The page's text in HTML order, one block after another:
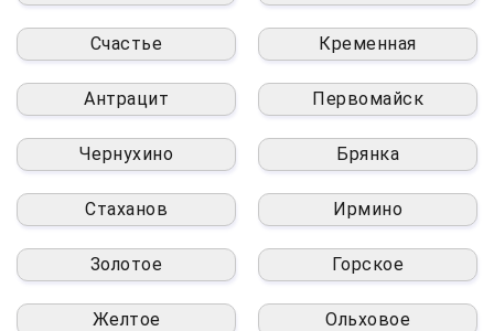
Счастье Кременная
Антрацит Первомайск
Чернухино Брянка
Стаханов Ирмино
Золотое Горское
Желтое Ольховое